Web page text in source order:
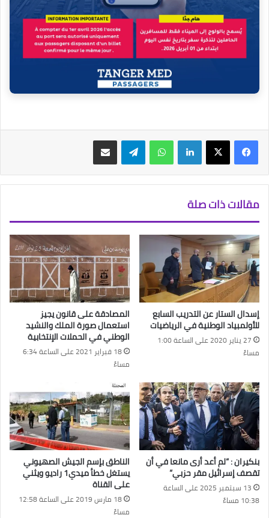
فيسبوك‫X لينكدإن واتساب تيلقرام مشاركة عبر البريد
مقالات ذات صلة
إسدال الستار عن التدريب السابع
للأولمبياد الوطنية في الرياضيات
27 يناير 2020 على الساعة 1:00
مساءً
المصادقة على قانون يجيز
استعمال صورة الملك والنشيد
الوطني في الحملات الإنتخابية
18 فبراير 2021 على الساعة 6:34
مساءً
بنكيران : “لم أعد أرى مانعا في أن
تقصف إسرائيل مقر حزبي”
13 سبتمبر 2025 على الساعة
10:38 مساءً
الناطق بإسم الجيش الصهيوني
يستغل خطأ ميدي1 راديو ويثني
على القناة
18 مارس 2019 على الساعة 12:58
مساءً